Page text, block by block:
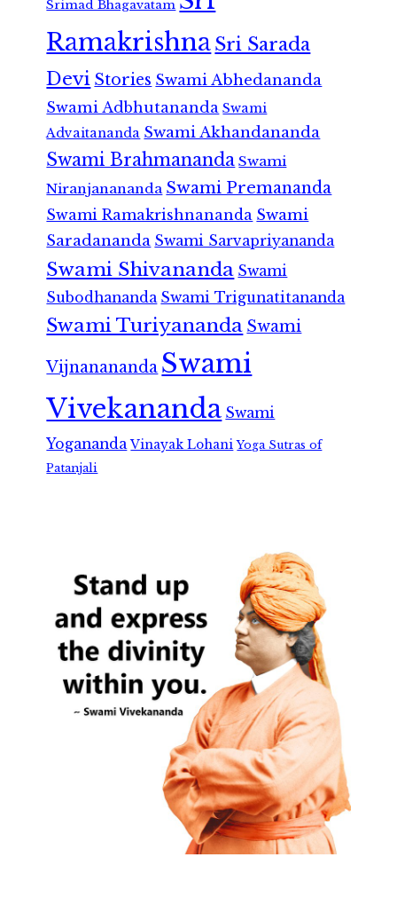
Srimad Bhagavatam
RamakrishnaSri Sarada
Devi Stories Swami Abhedananda
Swami Adbhutananda Swami
Advaitananda Swami Akhandananda
Swami Brahmananda Swami
Niranjanananda Swami Premananda
Swami Ramakrishnananda Swami
Saradananda Swami Sarvapriyananda
Swami Shivananda Swami
Subodhananda Swami Trigunatitananda
Swami Turiyananda Swami
Vijnanananda Swami
Vivekananda Swami
Yogananda Vinayak Lohani Yoga Sutras of
Patanjali